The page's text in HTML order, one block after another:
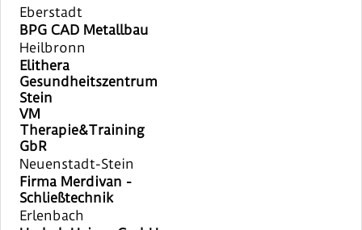
Eberstadt
BPG CAD Metallbau
Heilbronn
Elithera
Gesundheitszentrum
Stein
VM
Therapie&Training
GbR
Neuenstadt-Stein
Firma Merdivan -
Schließtechnik
Erlenbach